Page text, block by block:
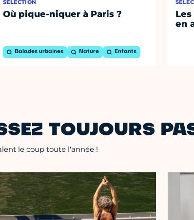
SÉLECTION
Où pique-niquer à Paris ?
Balades urbaines Nature Enfants
en
TOUJOURS
le coup toute l'année !